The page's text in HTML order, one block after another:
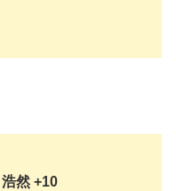
浩然 +10